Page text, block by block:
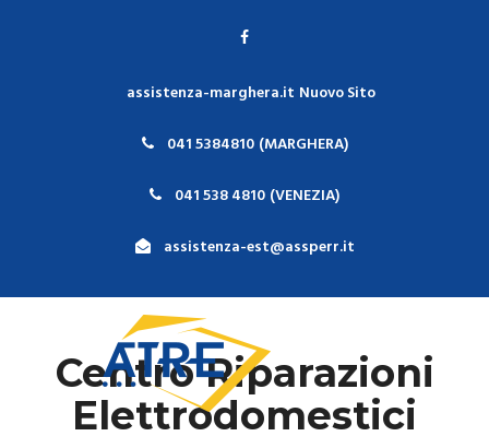
assistenza-marghera.it Nuovo Sito
041 5384810 (MARGHERA)
041 538 4810 (VENEZIA)
assistenza-est@assperr.it
Centro Riparazioni
Elettrodomestici